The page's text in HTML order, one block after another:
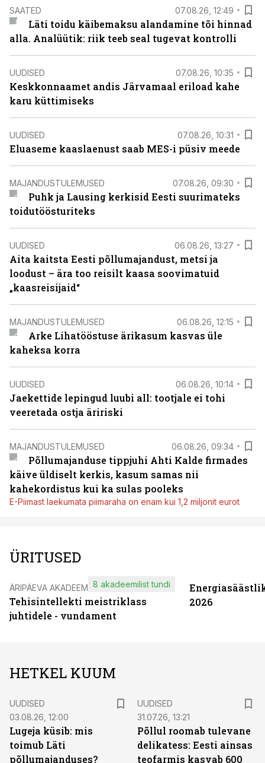
SAATED 07.08.26, 12:49
Läti toidu käibemaksu alandamine tõi hinnad
alla. Analüütik: riik teeb seal tugevat kontrolli
UUDISED 07.08.26, 10:35
Keskkonnaamet andis Järvamaal eriload kahe
karu küttimiseks
UUDISED 07.08.26, 10:31
Eluaseme kaaslaenust saab MES-i püsiv meede
MAJANDUSTULEMUSED 07.08.26, 09:30
Puhk ja Lausing kerkisid Eesti suurimateks
toidutöösturiteks
UUDISED 06.08.26, 13:27
Aita kaitsta Eesti põllumajandust, metsi ja
loodust – ära too reisilt kaasa soovimatuid
„kaasreisijaid“
MAJANDUSTULEMUSED 06.08.26, 12:15
Arke Lihatööstuse ärikasum kasvas üle
kaheksa korra
UUDISED 06.08.26, 10:14
Jaekettide lepingud luubi all: tootjale ei tohi
veeretada ostja äririski
MAJANDUSTULEMUSED 06.08.26, 09:34
Põllumajanduse tippjuhi Ahti Kalde firmades
käive üldiselt kerkis, kasum samas nii
kahekordistus kui ka sulas pooleks
E-Piimast laekumata piimaraha on enam kui 1,2 miljonit eurot
ÜRITUSED
ÄRIPÄEVA AKADEEMIA
Tehisintellekti meistriklass
juhtidele - vundament
8 akadeemilist tundi
2026
HETKEL KUUM
UUDISED
03.08.26, 12:00
Lugeja küsib: mis
toimub Läti
põllumajanduses?
UUDISED
31.07.26, 13:21
Põllul roomab tulevane
delikatess: Eesti ainsas
teofarmis kasvab 600